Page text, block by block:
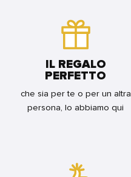
LANTERNA
PRESENTA
BUNDLEIL REGALO
PERFETTO
che sia per te o per un altra
persona, lo abbiamo qui